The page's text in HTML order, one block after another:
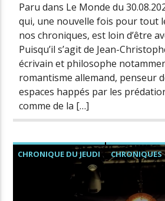
Paru dans Le Monde du
qui, une nouvelle fois pour tout
nos chroniques, est loin d’être
Puisqu’il s’agit de Jean-
écrivain et philosophe
romantisme allemand, penseur
espaces happés par les
comme de la […]
CHRONIQUE DU JEUDI CHRONIQUES